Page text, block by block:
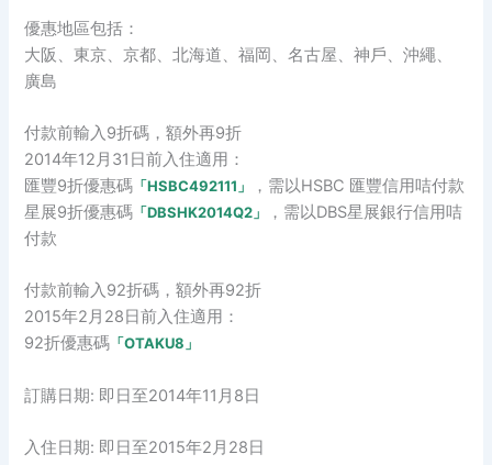
優惠地區包括：
大阪、東京、京都、北海道、福岡、名古屋、神戶、沖繩、
廣島
付款前輸入9折碼，額外再9折
2014年12月31日前入住適用：
匯豐9折優惠碼 「HSBC492111」
，需以HSBC 匯豐信用咭付款
星展9折優惠碼 「DBSHK2014Q2 」
，需以DBS星展銀行信用咭
付款
付款前輸入92折碼，額外再92折
2015年2月28日前入住適用：
92折優惠碼 「OTAKU8 」
訂購日期: 即日至2014年11月8日
入住日期: 即日至2015年2月28日